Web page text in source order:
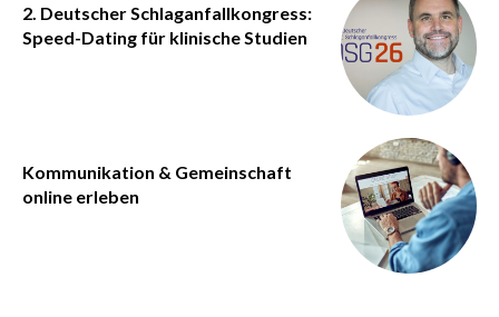
2. Deutscher Schlaganfallkongress:
Speed-Dating für klinische Studien
Kommunikation & Gemeinschaft
online erleben